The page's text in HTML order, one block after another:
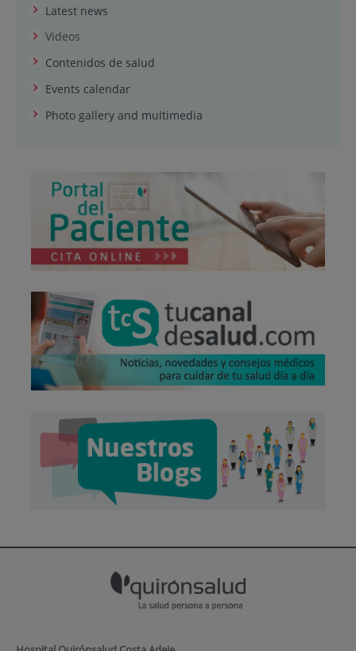
Latest news
Videos
Contenidos de salud
Events calendar
Photo gallery and multimedia